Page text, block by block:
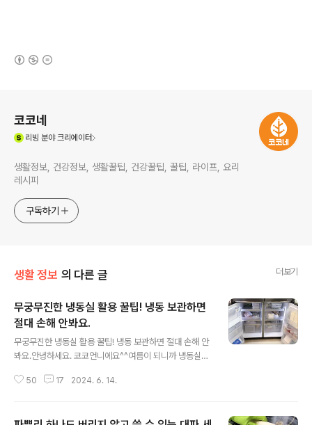
코코네
리빙 분야 크리에이터
생활정보, 건강정보, 생활꿀팁, 건강꿀팁, 꿀팁, 라이프, 요리
레시피
구독하기
생활 정보 의 다른 글 더보기
무궁무진한 냉동실 활용 꿀팁! 냉동 보관하면
절대 손해 안봐요.
무궁무진한 냉동실 활용 꿀팁! 냉동 보관하면 절대 손해 안
봐요.안녕하세요. 코코언니에요^^여름이 되니까 냉동실
음, 아이스크림, 냉동생선, 냉동식품 등인데요. 냉동실
50 17 2024. 6. 14.